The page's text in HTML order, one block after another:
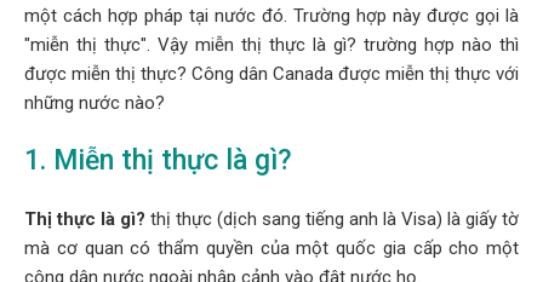
một cách hợp pháp tại nước đó. Trường hợp này được gọi là
"miễn thị thực". Vậy miễn thị thực là gì? trường hợp nào thì
được miễn thị thực? Công dân Canada được miễn thị thực với
những nước nào?
1. Miễn thị thực là gì?
Thị thực là gì? thị thực (dịch sang tiếng anh là Visa) là giấy tờ
mà cơ quan có thẩm quyền của một quốc gia cấp cho một
công dân nước ngoài nhập cảnh vào đât nước họ.